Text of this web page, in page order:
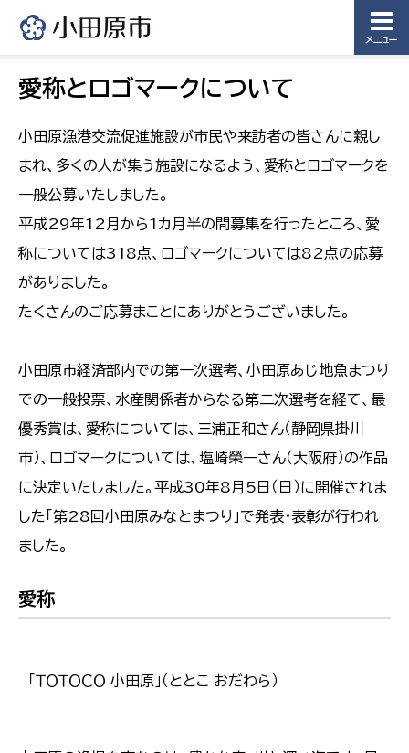
メニュー
愛称とロゴマークについて
小田原漁港交流促進施設が市民や来訪者の皆さんに親し
まれ、多くの人が集う施設になるよう、愛称とロゴマークを
一般公募いたしました。
平成29年12月から1カ月半の間募集を行ったところ、愛
称については318点、ロゴマークについては82点の応募
がありました。
たくさんのご応募まことにありがとうございました。
小田原市経済部内での第一次選考、小田原あじ地魚まつり
での一般投票、水産関係者からなる第二次選考を経て、最
優秀賞は、愛称については、三浦正和さん（静岡県掛川
市）、ロゴマークについては、塩崎榮一さん（大阪府）の作品
に決定いたしました。平成30年8月5日（日）に開催されま
した「第28回小田原みなとまつり」で発表・表彰が行われ
ました。
愛称
「ＴＯＴＯＣＯ 小田原」（ととこ おだわら）